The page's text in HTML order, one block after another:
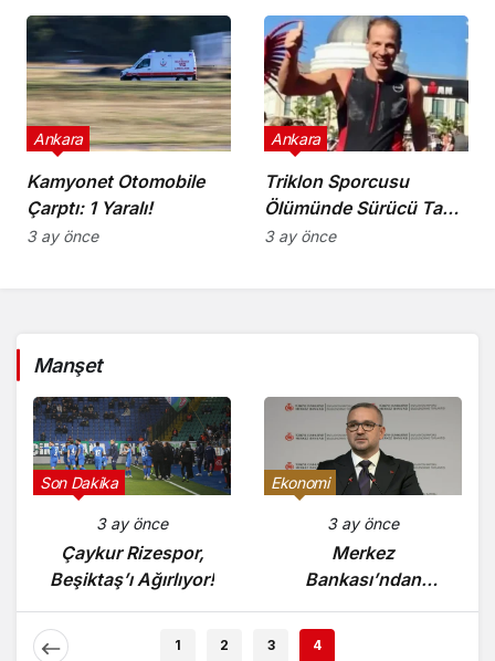
Kamyonet Otomobile
Çarptı: 1 Yaralı!
Ankara
3 ay önce
Triklon Sporcusu
Ölümünde Sürücü Tam
Kusurlu!
Ankara
3 ay önce
Manşet
Son Dakika
3 ay önce
Çaykur Rizespor,
Beşiktaş’ı Ağırlıyor!
Ekonomi
3 ay önce
Merkez
Bankası’ndan
Enflasyon Raporu
Açıklaması
1 2 3 4